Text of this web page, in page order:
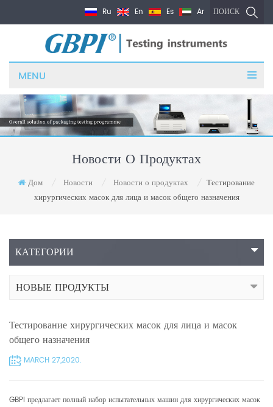
ПОИСК
Ru En Es Ar
MENU
Новости О Продуктах
Дом Новости Новости о продуктах
Тестирование
хирургических масок для лица и масок общего назначения
КАТЕГОРИИ
НОВЫЕ ПРОДУКТЫ
Тестирование хирургических масок для лица и масок
общего назначения
MARCH 27,2020.
GBPI предлагает полный набор испытательных машин для хирургических масок